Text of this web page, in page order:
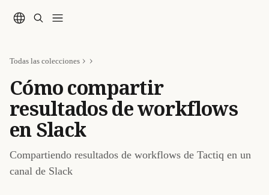
Todas las colecciones
Cómo compartir
resultados de workflows
en Slack
Compartiendo resultados de workflows de Tactiq en un
canal de Slack